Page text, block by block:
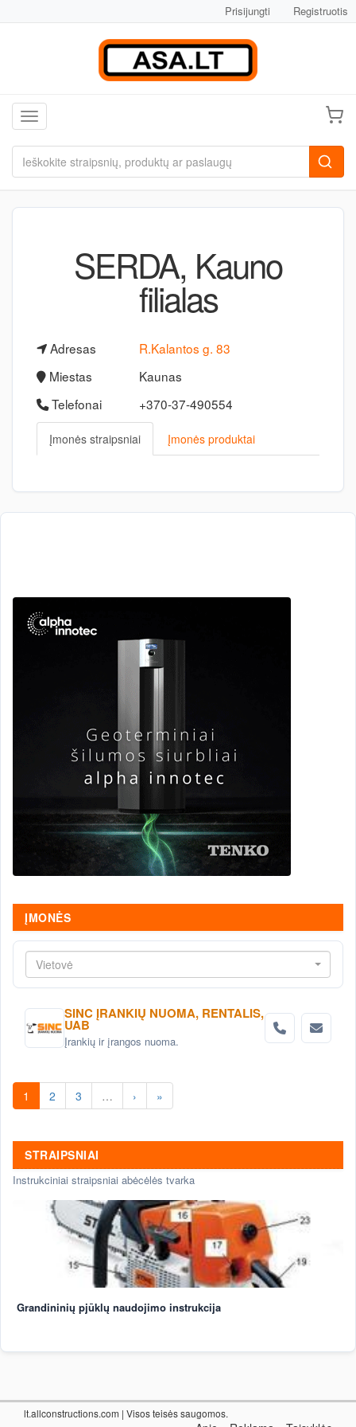
Prisijungti Registruotis
Toggle navigation
SERDA, Kauno
filialas
Adresas
R.Kalantos g. 83
Miestas
Kaunas
Telefonai
+370-37-490554
Įmonės straipsniai Įmonės produktai
ĮMONĖS
Vietovė
SINC ĮRANKIŲ NUOMA, RENTALIS,
UAB
Įrankių ir įrangos nuoma.
1 2 3 … › »
STRAIPSNIAI
Instrukciniai straipsniai abėcėlės tvarka
Grandininių pjūklų naudojimo instrukcija
lt.allconstructions.com | Visos teisės saugomos.